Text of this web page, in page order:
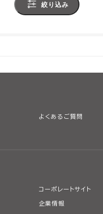
絞り込み
よくあるご質問
コーポレートサイト
企業情報